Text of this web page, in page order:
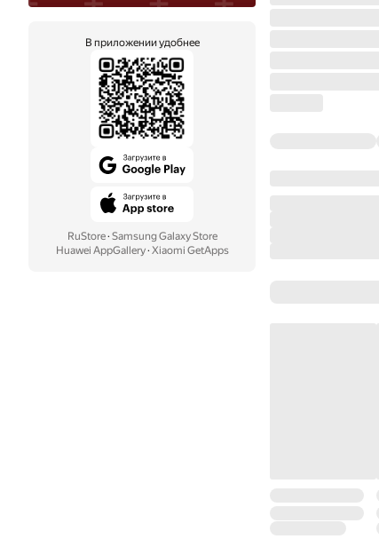
В приложении удобнее
RuStore· Samsung Galaxy Store
Huawei AppGallery· Xiaomi GetApps